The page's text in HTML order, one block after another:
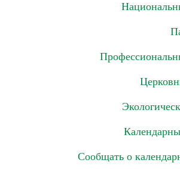
Сообщать о